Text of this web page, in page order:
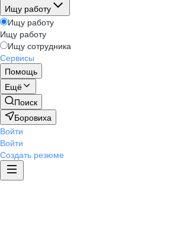
Ищу работу
Ищу работу
Ищу работу
Ищу сотрудника
Сервисы
Помощь
Ещё
Поиск
Боровиха
Войти
Войти
Создать резюме